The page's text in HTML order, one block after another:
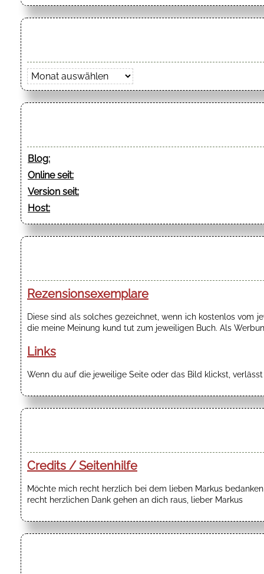
Archiv
Blog:
Online seit:
Version seit:
Host:
Rezensionsexemplare
Diese sind als solches gezeichnet, wenn ich kostenlos vom
die meine Meinung kund tut zum jeweiligen Buch. Als
Links
Wenn du auf die jeweilige Seite oder das Bild klickst,
Credits / Seitenhilfe
Möchte mich recht herzlich bei dem lieben Markus
recht herzlichen Dank gehen an dich raus, lieber Markus